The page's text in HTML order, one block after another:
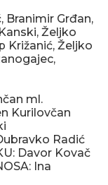
Branimir Grđan,
Željko
Križanić, Željko
ml.
Kurilovčan
Radić
Davor Kovač
Ina